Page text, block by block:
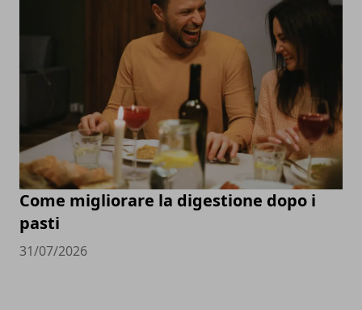
Come migliorare la digestione dopo i
pasti
31/07/2026